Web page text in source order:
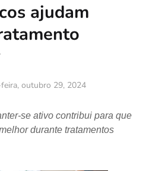
ajudam
outubro 29, 2024
se ativo contribui para que
durante tratamentos